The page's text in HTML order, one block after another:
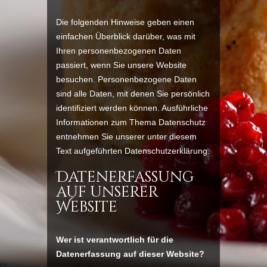
Die folgenden Hinweise geben einen
einfachen Überblick darüber, was mit
Ihren personenbezogenen Daten
passiert, wenn Sie unsere Website
besuchen. Personenbezogene Daten
sind alle Daten, mit denen Sie persönlich
identifiziert werden können. Ausführliche
Informationen zum Thema Datenschutz
entnehmen Sie unserer unter diesem
Text aufgeführten Datenschutzerklärung.
Datenerfassung
auf unserer
Website
Wer ist verantwortlich für die
Datenerfassung auf dieser Website?